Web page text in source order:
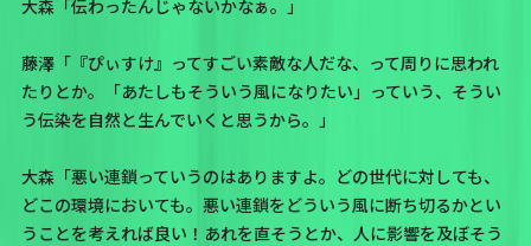
大森「伝わったんじゃないかなぁ。」
藤澤「『ぴぃすけ』ってすごい素敵な人だな、って周りに思われ
たりとか。「あたしもそういう風になりたい」っていう、そうい
う伝染を自然と生んでいくと思うから。」
大森「悪い連鎖っていうのはありますよ。どの世代に対しても、
どこの環境においても。悪い連鎖をどういう風に断ち切るかとい
うことを考えれば良い！あれを直そうとか、人に影響を及ぼそう